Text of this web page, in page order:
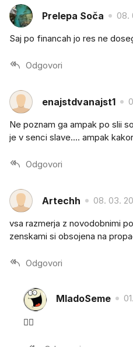
Prelepa Soča 08.
Saj po financah jo res ne
Odgovori
enajstdvanajst1
Ne poznam ga ampak po slii
je v senci slave.... ampak
Odgovori
Artechh 08. 03.
vsa razmerja z novodobnimi
zenskami si obsojena na
Odgovori
MladoSeme
👌🏼